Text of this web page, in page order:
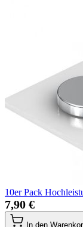
10er Pack
7,90 €
In den